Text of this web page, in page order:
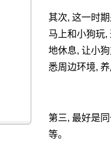
其次, 这一时
马上和小狗玩,
地休息, 让小
悉周边环境,
第三, 最好是
等。